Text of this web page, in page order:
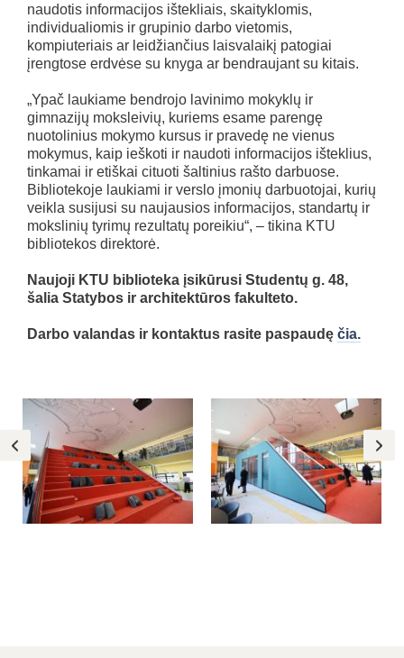
naudotis informacijos ištekliais, skaityklomis,
individualiomis ir grupinio darbo vietomis,
kompiuteriais ar leidžiančius laisvalaikį patogiai
įrengtose erdvėse su knyga ar bendraujant su kitais.
„Ypač laukiame bendrojo lavinimo mokyklų ir
gimnazijų moksleivių, kuriems esame parengę
nuotolinius mokymo kursus ir pravedę ne vienus
mokymus, kaip ieškoti ir naudoti informacijos išteklius,
tinkamai ir etiškai cituoti šaltinius rašto darbuose.
Bibliotekoje laukiami ir verslo įmonių darbuotojai, kurių
veikla susijusi su naujausios informacijos, standartų ir
mokslinių tyrimų rezultatų poreikiu“, – tikina KTU
bibliotekos direktorė.
Naujoji KTU biblioteka įsikūrusi Studentų g. 48,
šalia Statybos ir architektūros fakulteto.
Darbo valandas ir kontaktus rasite paspaudę čia.